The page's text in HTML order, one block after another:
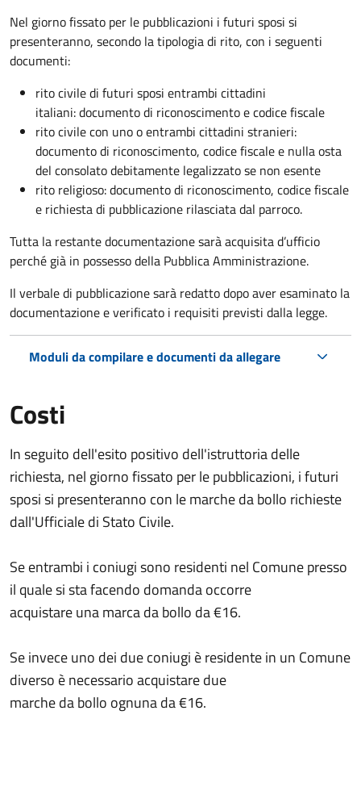
Nel giorno fissato per le pubblicazioni i futuri sposi si
presenteranno, secondo la tipologia di rito, con i seguenti
documenti:
rito civile di futuri sposi entrambi cittadini
italiani: documento di riconoscimento e codice fiscale
rito civile con uno o entrambi cittadini stranieri:
documento di riconoscimento, codice fiscale e nulla osta
del consolato debitamente legalizzato se non esente
rito religioso: documento di riconoscimento, codice fiscale
e richiesta di pubblicazione rilasciata dal parroco.
Tutta la restante documentazione sarà acquisita d’ufficio
perché già in possesso della Pubblica Amministrazione.
Il verbale di pubblicazione sarà redatto dopo aver esaminato la
documentazione e verificato i requisiti previsti dalla legge.
Moduli da compilare e documenti da allegare
Costi
In seguito dell'esito positivo dell'istruttoria delle
richiesta, nel giorno fissato per le pubblicazioni, i futuri
sposi si presenteranno con le marche da bollo richieste
dall'Ufficiale di Stato Civile.
Se entrambi i coniugi sono residenti nel Comune presso
il quale si sta facendo domanda occorre
acquistare una marca da bollo da €16.
Se invece uno dei due coniugi è residente in un Comune
diverso è necessario acquistare due
marche da bollo ognuna da €16.